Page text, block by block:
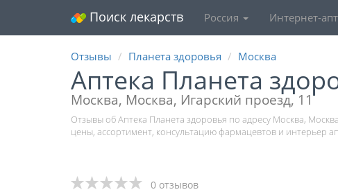
Поиск лекарств Россия Интернет-
Отзывы Планета здоровья Москва
Аптека Планета
Москва, Москва, Игарский проезд, 11
Отзывы об Аптека Планета здоровья по адресу Москва,
цены, ассортимент, консультацию фармацевтов и интерьер
0 отзывов